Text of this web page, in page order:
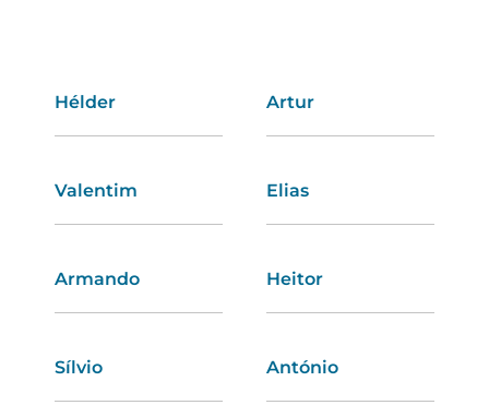
Hélder Artur
Valentim Elias
Armando Heitor
Sílvio António
Amélia Rosária
Tânia Helga
Angélica Zulmira
Lídia Andreia